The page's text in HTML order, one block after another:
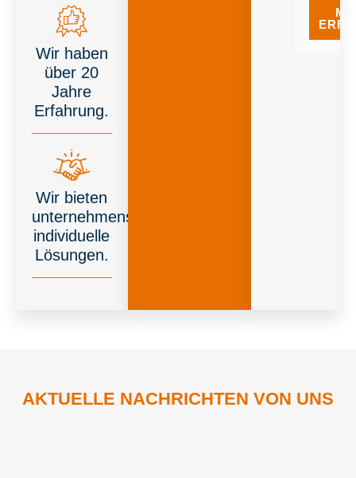
Wir haben
über 20
Jahre
Erfahrung.
Wir bieten
unternehmensspezifische,
individuelle
Lösungen.
AKTUELLE NACHRICHTEN VON UNS​